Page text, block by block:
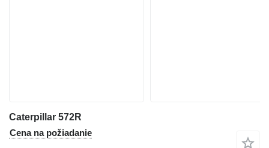
Caterpillar 572R
Cena na požiadanie